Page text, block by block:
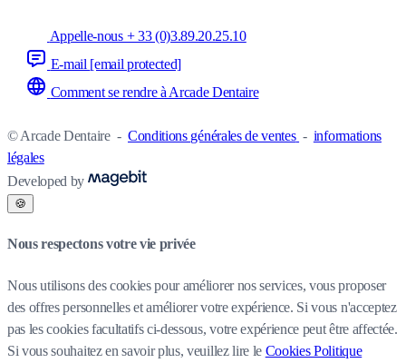
Appelle-nous + 33 (0)3.89.20.25.10
E-mail [email protected]
Comment se rendre à Arcade Dentaire
© Arcade Dentaire - Conditions générales de ventes - informations
légales
Developed by
🍪
Nous respectons votre vie privée
Nous utilisons des cookies pour améliorer nos services, vous proposer
des offres personnelles et améliorer votre expérience. Si vous n'acceptez
pas les cookies facultatifs ci-dessous, votre expérience peut être affectée.
Si vous souhaitez en savoir plus, veuillez lire le Cookies Politique